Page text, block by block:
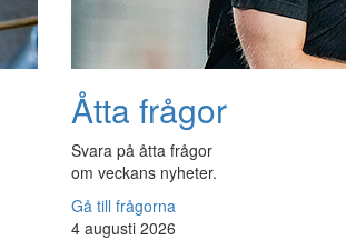
Åtta frågor
Svara på åtta frågor
om veckans nyheter.
Gå till frågorna
4 augusti 2026